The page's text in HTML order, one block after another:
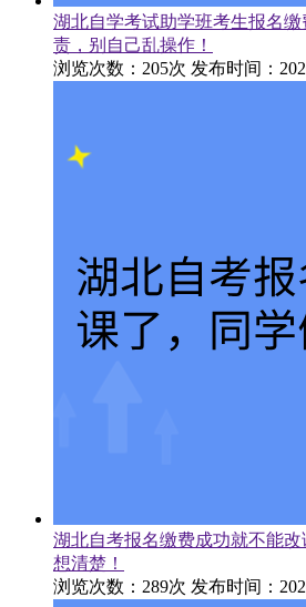
湖北自学考试助学班考生报名
责，别自己乱操作！
浏览次数：205次 发布时间：
湖北自考报名缴费成功就不能
想清楚！
浏览次数：289次 发布时间：